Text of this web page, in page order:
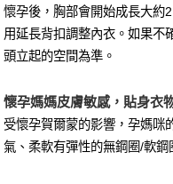
懷孕後，胸部會開始成長大約
用延長背扣調整內衣。如果不
頭立起的空間為準。
懷孕媽媽皮膚敏感，貼身衣
受懷孕賀爾蒙的影響，孕媽咪
氣、柔軟有彈性的無鋼圈/軟鋼